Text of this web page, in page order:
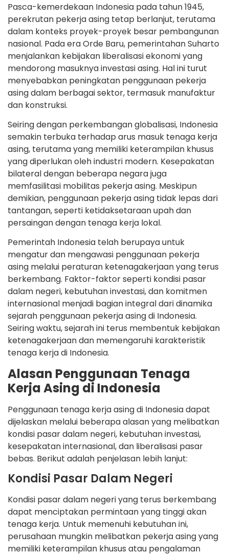
Pasca-kemerdekaan Indonesia pada tahun 1945,
perekrutan pekerja asing tetap berlanjut, terutama
dalam konteks proyek-proyek besar pembangunan
nasional. Pada era Orde Baru, pemerintahan Suharto
menjalankan kebijakan liberalisasi ekonomi yang
mendorong masuknya investasi asing. Hal ini turut
menyebabkan peningkatan penggunaan pekerja
asing dalam berbagai sektor, termasuk manufaktur
dan konstruksi.
Seiring dengan perkembangan globalisasi, Indonesia
semakin terbuka terhadap arus masuk tenaga kerja
asing, terutama yang memiliki keterampilan khusus
yang diperlukan oleh industri modern. Kesepakatan
bilateral dengan beberapa negara juga
memfasilitasi mobilitas pekerja asing. Meskipun
demikian, penggunaan pekerja asing tidak lepas dari
tantangan, seperti ketidaksetaraan upah dan
persaingan dengan tenaga kerja lokal.
Pemerintah Indonesia telah berupaya untuk
mengatur dan mengawasi penggunaan pekerja
asing melalui peraturan ketenagakerjaan yang terus
berkembang. Faktor-faktor seperti kondisi pasar
dalam negeri, kebutuhan investasi, dan komitmen
internasional menjadi bagian integral dari dinamika
sejarah penggunaan pekerja asing di Indonesia.
Seiring waktu, sejarah ini terus membentuk kebijakan
ketenagakerjaan dan memengaruhi karakteristik
tenaga kerja di Indonesia.
Alasan Penggunaan Tenaga
Kerja Asing di Indonesia
Penggunaan tenaga kerja asing di Indonesia dapat
dijelaskan melalui beberapa alasan yang melibatkan
kondisi pasar dalam negeri, kebutuhan investasi,
kesepakatan internasional, dan liberalisasi pasar
bebas. Berikut adalah penjelasan lebih lanjut:
Kondisi Pasar Dalam Negeri
Kondisi pasar dalam negeri yang terus berkembang
dapat menciptakan permintaan yang tinggi akan
tenaga kerja. Untuk memenuhi kebutuhan ini,
perusahaan mungkin melibatkan pekerja asing yang
memiliki keterampilan khusus atau pengalaman